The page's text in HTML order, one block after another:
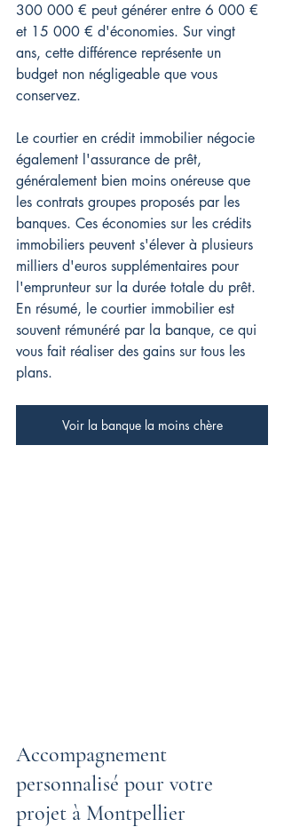
300 000 € peut générer entre 6 000 €
et 15 000 € d'économies. Sur vingt
ans, cette différence représente un
budget non négligeable que vous
conservez.
Le courtier en crédit immobilier négocie
également l'assurance de prêt,
généralement bien moins onéreuse que
les contrats groupes proposés par les
banques. Ces économies sur les crédits
immobiliers peuvent s'élever à plusieurs
milliers d'euros supplémentaires pour
l'emprunteur sur la durée totale du prêt.
En résumé, le courtier immobilier est
souvent rémunéré par la banque, ce qui
vous fait réaliser des gains sur tous les
plans.
Voir la banque la moins chère
Accompagnement
personnalisé pour votre
projet à Montpellier